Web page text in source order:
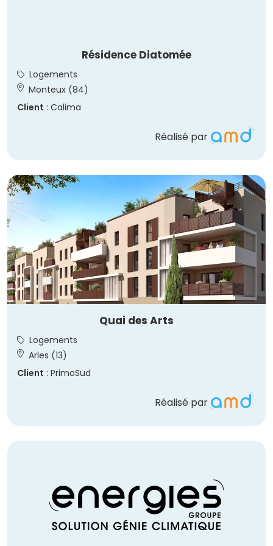
Résidence Diatomée
Logements
Monteux (84)
Client : Calima
Réalisé par
Quai des Arts
Logements
Arles (13)
Client : PrimoSud
Réalisé par